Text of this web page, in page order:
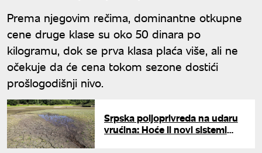
Prema njegovim rečima, dominantne otkupne
cene druge klase su oko 50 dinara po
kilogramu, dok se prva klasa plaća više, ali ne
očekuje da će cena tokom sezone dostići
prošlogodišnji nivo.
Srpska poljoprivreda na udaru
vrućina: Hoće li novi sistemi